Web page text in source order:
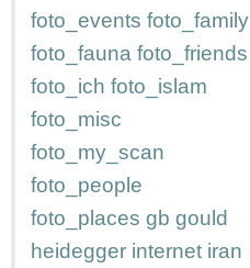
foto_events foto_family
foto_fauna foto_friends
foto_ich foto_islam
foto_misc
foto_my_scan
foto_people
foto_places gb gould
heidegger internet iran